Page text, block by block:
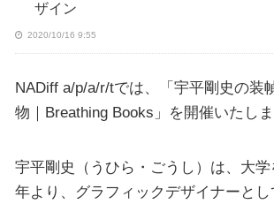
ザイン
2020/10/16 9:55
NADiff a/p/a/r/tでは、「宇平剛史の装
物｜Breathing Books」を開催いたしま
宇平剛史（うひら・ごうし）は、大
年より、グラフィックデザイナーと